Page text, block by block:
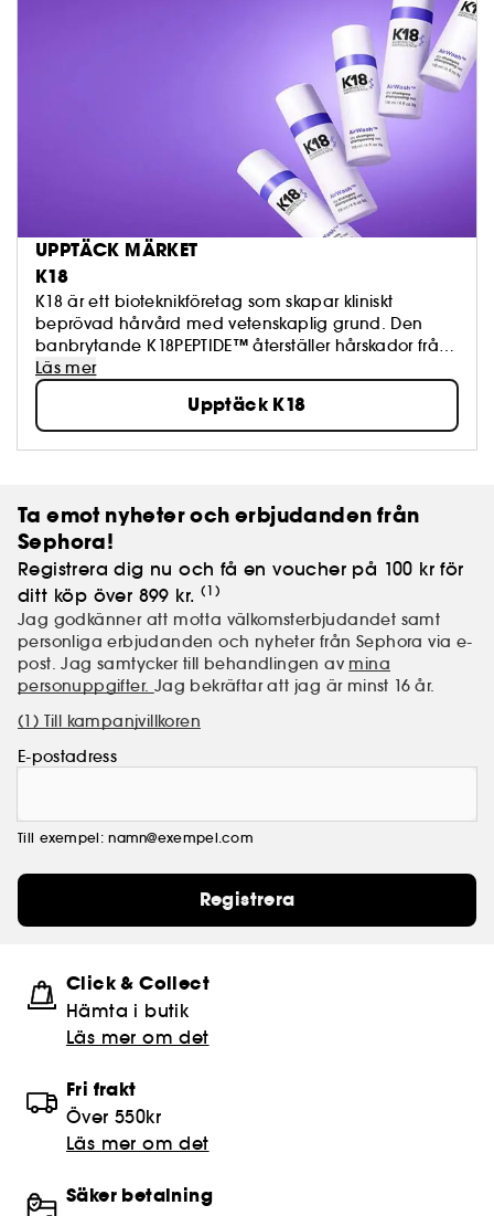
UPPTÄCK MÄRKET
K18
K18 är ett bioteknikföretag som skapar kliniskt
beprövad hårvård med vetenskaplig grund. Den
banbrytande K18PEPTIDE™ återställer hårskador från
blekning + färg, kemiska tjänster och värme på 4
minuter. Produkten föddes i salongen och stylister av
alla hårtyper ger näring åt sin kreativitet utan att
behöva oroa sig för skador.
Läs mer
Upptäck K18
Ta emot nyheter och erbjudanden från
Sephora!
Registrera dig nu och få en voucher på 100 kr för
ditt köp över 899 kr. (1)
Jag godkänner att motta välkomsterbjudandet samt
personliga erbjudanden och nyheter från Sephora via e-
post. Jag samtycker till behandlingen av mina
personuppgifter. Jag bekräftar att jag är minst 16 år.
(1) Till kampanjvillkoren
E-postadress
Till exempel: namn@exempel.com
Registrera
Click & Collect
Hämta i butik​
Läs mer om det
Fri frakt
Över 550kr
Läs mer om det
Säker betalning